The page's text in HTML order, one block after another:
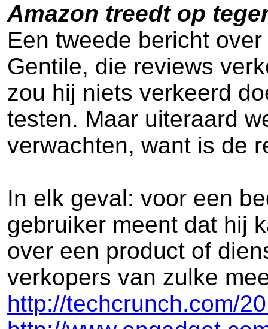
Amazon treedt op
Een tweede bericht
Gentile, die reviews
zou hij niets verkeerd
testen. Maar uiteraard
verwachten, want is de
In elk geval: voor een
gebruiker meent dat hij
over een product of
verkopers van zulke
http://techcrunch.com/